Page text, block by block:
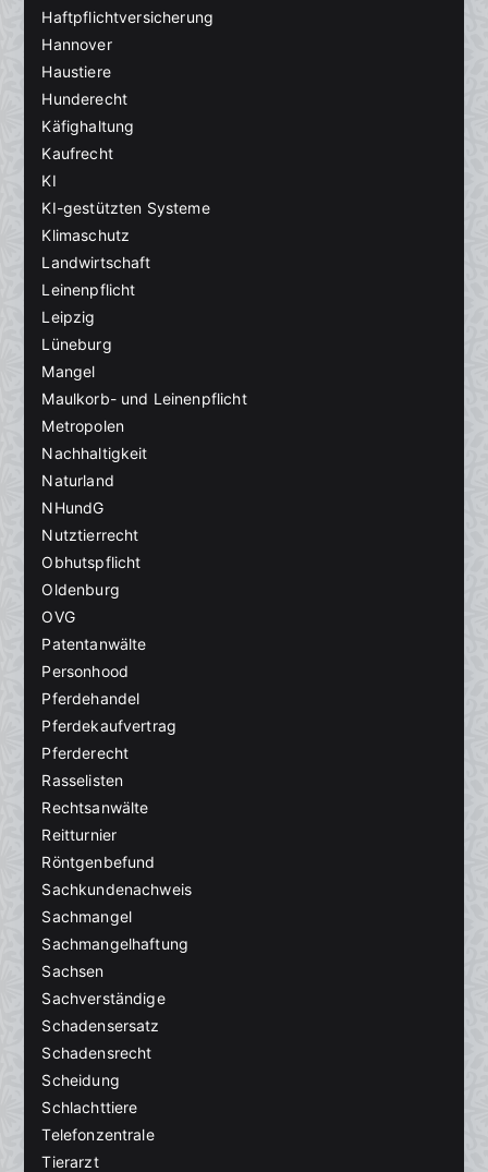
Haftpflichtversicherung
Hannover
Haustiere
Hunderecht
Käfighaltung
Kaufrecht
KI
KI-gestützten Systeme
Klimaschutz
Landwirtschaft
Leinenpflicht
Leipzig
Lüneburg
Mangel
Maulkorb- und Leinenpflicht
Metropolen
Nachhaltigkeit
Naturland
NHundG
Nutztierrecht
Obhutspflicht
Oldenburg
OVG
Patentanwälte
Personhood
Pferdehandel
Pferdekaufvertrag
Pferderecht
Rasselisten
Rechtsanwälte
Reitturnier
Röntgenbefund
Sachkundenachweis
Sachmangel
Sachmangelhaftung
Sachsen
Sachverständige
Schadensersatz
Schadensrecht
Scheidung
Schlachttiere
Telefonzentrale
Tierarzt